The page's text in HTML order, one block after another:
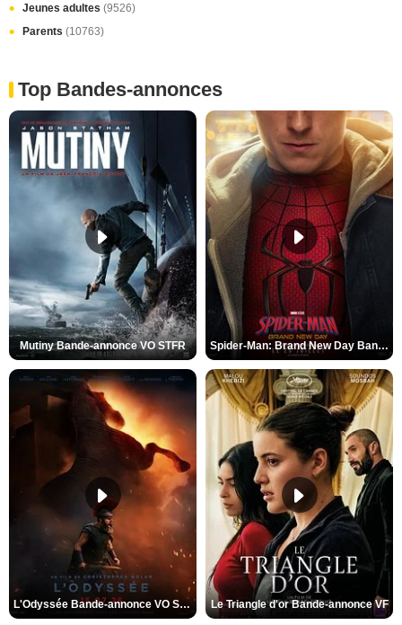
Jeunes adultes (9526)
Parents (10763)
Top Bandes-annonces
Mutiny Bande-annonce VO STFR Spider-Man: Brand New Day Bande-annonce VO STFR
L'Odyssée Bande-annonce VO STFR Le Triangle d'or Bande-annonce VF